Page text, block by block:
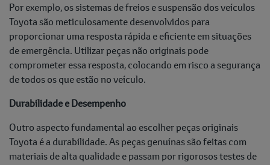
Por exemplo, os sistemas de freios e suspensão dos veículos
Toyota são meticulosamente desenvolvidos para
proporcionar uma resposta rápida e eficiente em situações
de emergência. Utilizar peças não originais pode
comprometer essa resposta, colocando em risco a segurança
de todos os que estão no veículo.
Durabilidade e Desempenho
Outro aspecto fundamental ao escolher peças originais
Toyota é a durabilidade. As peças genuínas são feitas com
materiais de alta qualidade e passam por rigorosos testes de